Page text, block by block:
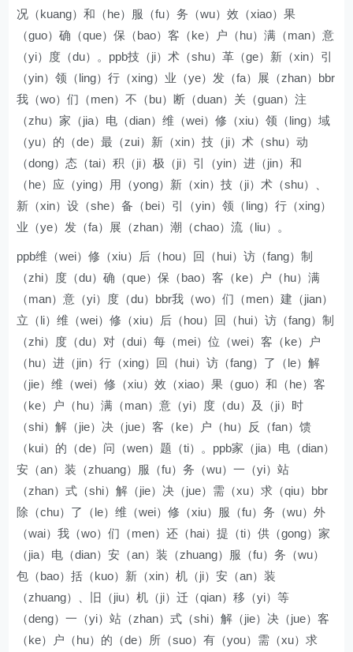
况（kuang）和（he）服（fu）务（wu）效（xiao）果
（guo）确（que）保（bao）客（ke）户（hu）满（man）意
（yi）度（du）。ppb技（ji）术（shu）革（ge）新（xin）引
（yin）领（ling）行（xing）业（ye）发（fa）展（zhan）bbr
我（wo）们（men）不（bu）断（duan）关（guan）注
（zhu）家（jia）电（dian）维（wei）修（xiu）领（ling）域
（yu）的（de）最（zui）新（xin）技（ji）术（shu）动
（dong）态（tai）积（ji）极（ji）引（yin）进（jin）和
（he）应（ying）用（yong）新（xin）技（ji）术（shu）、
新（xin）设（she）备（bei）引（yin）领（ling）行（xing）
业（ye）发（fa）展（zhan）潮（chao）流（liu）。
ppb维（wei）修（xiu）后（hou）回（hui）访（fang）制
（zhi）度（du）确（que）保（bao）客（ke）户（hu）满
（man）意（yi）度（du）bbr我（wo）们（men）建（jian）
立（li）维（wei）修（xiu）后（hou）回（hui）访（fang）制
（zhi）度（du）对（dui）每（mei）位（wei）客（ke）户
（hu）进（jin）行（xing）回（hui）访（fang）了（le）解
（jie）维（wei）修（xiu）效（xiao）果（guo）和（he）客
（ke）户（hu）满（man）意（yi）度（du）及（ji）时
（shi）解（jie）决（jue）客（ke）户（hu）反（fan）馈
（kui）的（de）问（wen）题（ti）。ppb家（jia）电（dian）
安（an）装（zhuang）服（fu）务（wu）一（yi）站
（zhan）式（shi）解（jie）决（jue）需（xu）求（qiu）bbr
除（chu）了（le）维（wei）修（xiu）服（fu）务（wu）外
（wai）我（wo）们（men）还（hai）提（ti）供（gong）家
（jia）电（dian）安（an）装（zhuang）服（fu）务（wu）
包（bao）括（kuo）新（xin）机（ji）安（an）装
（zhuang）、旧（jiu）机（ji）迁（qian）移（yi）等
（deng）一（yi）站（zhan）式（shi）解（jie）决（jue）客
（ke）户（hu）的（de）所（suo）有（you）需（xu）求